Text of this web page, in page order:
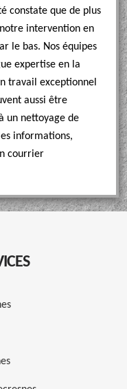
constate que de plus
intervention en
le bas. Nos équipes
expertise en la
travail exceptionnel
aussi être
un nettoyage de
informations,
courrier